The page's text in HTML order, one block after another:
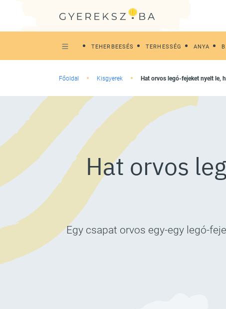
TEHERBEESÉS TERHESSÉG ANYA
Főoldal Kisgyerek Hat orvos legó-fejeket nyelt le,
Hat orvos
Egy csapat orvos egy-egy legó-